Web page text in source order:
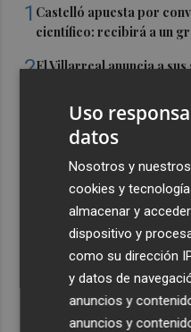
1 Castelló apuesta por
científico: recibirá a un
2El Villarreal anuncia a
Costa
Más problemas en el
una lesión muscular
San Javier da viabilidad
urbano y a un hotel de
324 habitaciones
Estos son los estrenos
de la comedia 'El último
'La Patrulla Canina'
Uso
datos
Nosotros y
cookies y
almacenar y
dispositivo y
como su dirección
y datos de
anuncios y
anuncios y